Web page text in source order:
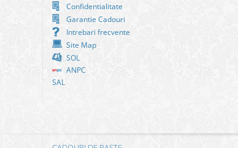
Confidentialitate
Garantie Cadouri
Intrebari frecvente
Site Map
SOL
ANPC
SAL